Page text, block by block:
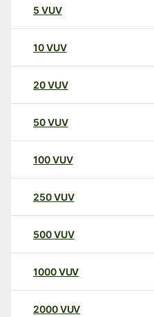
5 VUV
10VUV
20VUV
50VUV
100VUV
250VUV
500VUV
1000VUV
2000VUV